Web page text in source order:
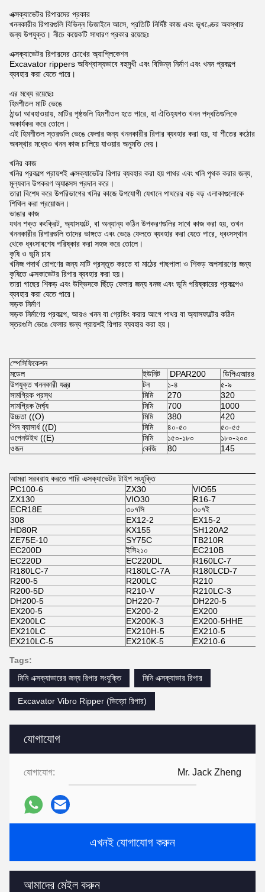
যোগাযোগ
যোগাযোগ: Mr. Jack Zheng
এখনই যোগাযোগ করুন
আমাদের মেইল করুন
এক্সক্যাভেটর রিপারদের প্রকার
খননকারীর রিপারগুলি বিভিন্ন ডিজাইনে আসে, প্রতিটি নির্দিষ্ট কাজ এবং ভূখণ্ডের অবস্থার
জন্য উপযুক্ত। নীচে কয়েকটি সাধারণ প্রকার রয়েছেঃ
এক্সক্যাভেটর রিপারদের চোখের অ্যাপ্লিকেশন
Excavator rippers অবিশ্বাস্যভাবে বহুমুখী এবং বিভিন্ন নির্মাণ এবং খনন প্রকল্পে
ব্যবহার করা যেতে পারে।
এর মধ্যে রয়েছেঃ
হিমশীতল মাটি ভেঙে
ঠান্ডা আবহাওয়ায়, মাটির পৃষ্ঠগুলি হিমশীতল হতে পারে, যা ঐতিহ্যগত খনন পদ্ধতিগুলিকে
অকার্যকর করে তোলে।
এই হিমশীতল স্তরগুলি ভেঙে ফেলার জন্য খননকারীর রিপার ব্যবহার করা হয়, যা শীতের কঠোর
অবস্থার মধ্যেও খনন কাজ চালিয়ে যাওয়ার অনুমতি দেয়।
খনির কাজ
খনির প্রকল্পে প্রায়শই এক্সক্যাভেটর রিপার ব্যবহার করা হয় পাথর এবং খনি পৃথক করার জন্য,
মূল্যবান উপকরণ অ্যাক্সেস প্রদান করে।
তারা বিশেষ করে উপরিভাগের খনির কাজে উপযোগী যেখানে পাথরের বড় বড় এলাকাগুলোকে
শিথিল করা প্রয়োজন।
ভাঙার কাজ
যখন শক্ত কংক্রিট, অ্যাসফাল্ট, বা অন্যান্য কঠিন উপকরণগুলির সাথে কাজ করা হয়, তখন
খননকারীর রিপারগুলি তাদের ভাঙ্গতে এবং ভেঙে ফেলতে ব্যবহার করা যেতে পারে, ধ্বংসস্থান
থেকে ধ্বংসাবশেষ পরিষ্কার করা সহজ করে তোলে।
কৃষি ও ভূমি চাষ
খনিজ পদার্থ রোপণের জন্য মাটি প্রস্তুত করতে বা মাঠের গাছপালা ও শিকড় অপসারণের জন্য
কৃষিতে এক্সকাভেটর রিপার ব্যবহার করা হয়।
তারা গাছের শিকড় এবং উদ্ভিদকে ছিঁড়ে ফেলার জন্য বনজ এবং ভূমি পরিষ্কারের প্রকল্পেও
ব্যবহার করা যেতে পারে।
সড়ক নির্মাণ
সড়ক নির্মাণের প্রকল্পে, আরও খনন বা গ্রেডিং করার আগে পাথর বা অ্যাসফাল্টের কঠিন
স্তরগুলি ভেঙে ফেলার জন্য প্রায়শই রিপার ব্যবহার করা হয়।
স্পেসিফিকেশন
মডেল
ইউনিট DPAR200
ডিপিএআর৪০০
উপযুক্ত খননকারী যন্ত্র
টন ১-৪
৫-৯
সামগ্রিক প্রস্থ
মিমি 270
320
সামগ্রিক দৈর্ঘ্য
মিমি 700
1000
উচ্চতা ((O)
মিমি 380
420
পিন ব্যাসার্ধ ((D)
মিমি ৪০-৫০
৫০-৫৫
ওপেনউইথ ((E)
মিমি ১৫০-১৮০
১৮০-২০০
ওজন
কেজি 80 145
আমরা সরবরাহ করতে পারি এক্সক্যাভেটর টাইপ সংযুক্তি
PC100-6
ZX30 VIO55
ZX130
VIO30 R16-7
ECR18E
৩০৭সি ৩০৭ই
308
EX12-2 EX15-2
HD80R
KX155 SH120A2
ZE75E-10
SY75C TB210R
EC200D
ইসি২১০ EC210B
EC220D
EC220DL R160LC-7
R180LC-7
R180LC-7A R180LCD-7
R200-5
R200LC R210
R200-5D
R210-V R210LC-3
DH200-5
DH220-7 DH220-5
EX200-5
EX200-2 EX200
EX200LC
EX200K-3 EX200-5HHE
EX210LC
EX210H-5 EX210-5
EX210LC-5
EX210K-5 EX210-6
Tags:
মিনি এক্সক্যাভারের জন্য রিপার সংযুক্তি
মিনি এক্সক্যাভার রিপার
Excavator Vibro Ripper (ভিব্রো রিপার)